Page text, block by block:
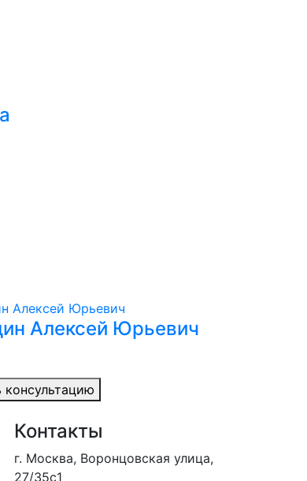
Алексей Юрьевич
консультацию
Контакты
г. Москва, Воронцовская улица,
27/35с1